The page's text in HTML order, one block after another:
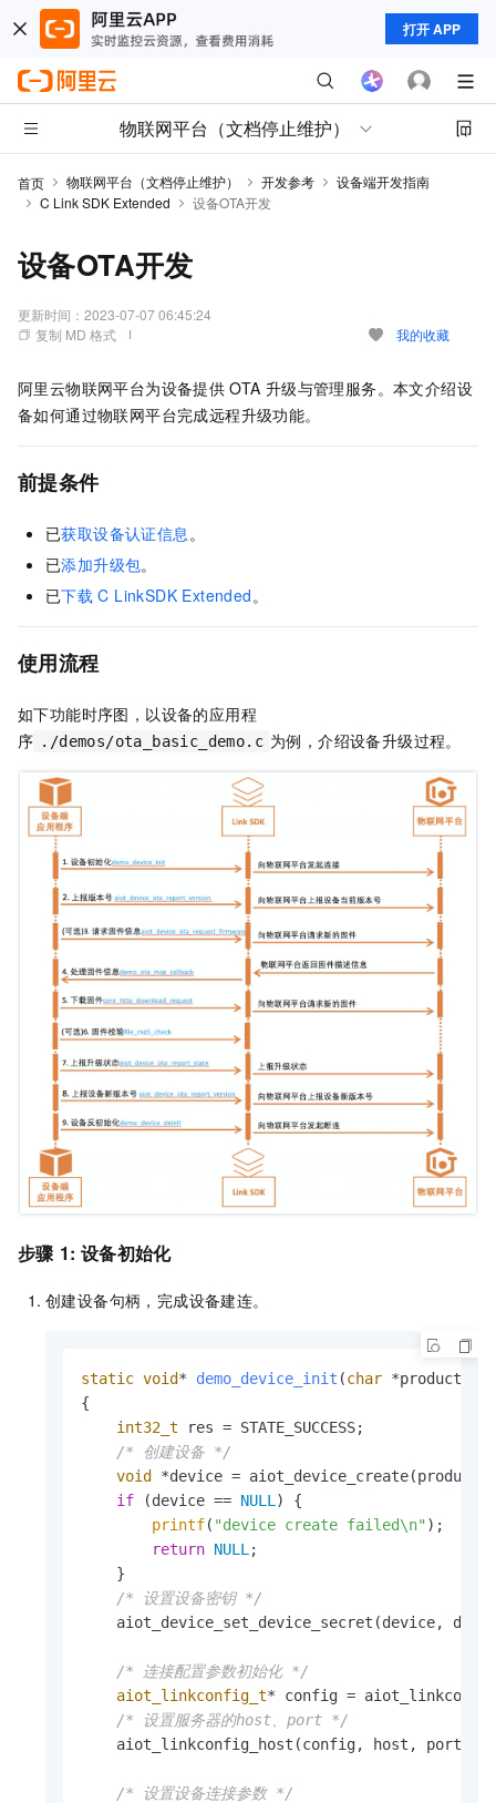
打开 APP
物联网平台（文档停止维护）
首页 物联网平台（文档停止维护） 开发参考
设备端开发指南
C Link SDK Extended
设备OTA开发
设备OTA开发
更新时间： 2023-07-07 06:45:24
复制 MD 格式
我的收藏
阿里云物联网平台为设备提供 OTA 升级与管理服务。本文介绍设
备如何通过物联网平台完成远程升级功能。
前提条件
已获取设备认证信息。
已添加升级包。
已下载 C LinkSDK Extended。
使用流程
如下功能时序图，以设备的应用程
序 ./demos/ota_basic_demo.c 为例，介绍设备升级过程。
步骤 1: 设备初始化
创建设备句柄，完成设备建连。
static void* demo_device_init (char
{
int32_t res = STATE_SUCCESS;
/* 创建设备 */
void
*device =
if (device == NULL ) {
printf( "device create failed\n" );
return NULL ;
    }
/* 设置设备密钥 */
aiot_device_set_device_secret(device,
/* 连接配置参数初始化 */
aiot_linkconfig_t* config =
/* 设置服务器的host、port */
    aiot_linkconfig_host(config, host, port);
/* 设置设备连接参数 */